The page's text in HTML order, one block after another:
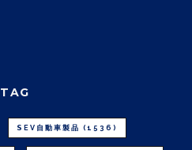
TAG
SEV自動車製品 (1536)